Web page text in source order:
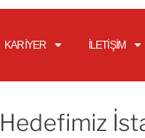
KARIYER İLETIŞIM